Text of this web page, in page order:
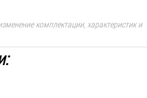
комплектации, характеристик и